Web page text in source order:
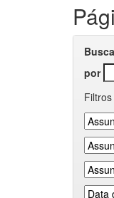
por